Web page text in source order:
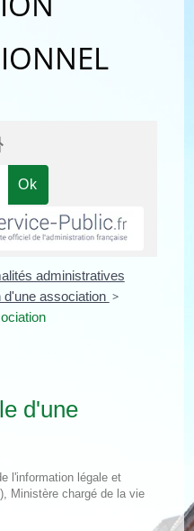
administratives
d'une association >
d'une
l'information légale et
Ministère chargé de la vie